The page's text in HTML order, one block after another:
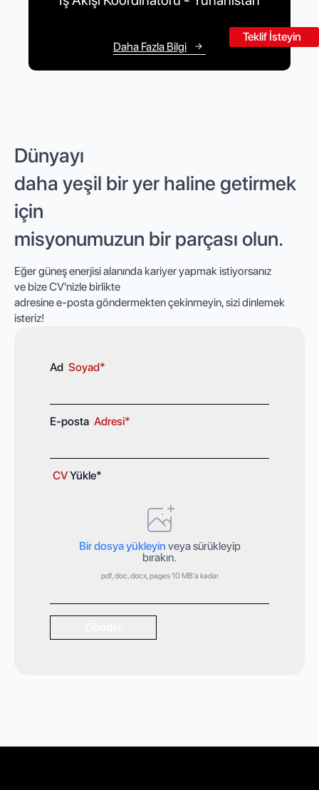
Teklif İsteyin
Daha Fazla Bilgi
Dünyayı
daha yeşil bir yer haline getirmek
için
misyonumuzun bir parçası olun.
Eğer güneş enerjisi alanında kariyer yapmak istiyorsanız
ve bize CV'nizle birlikte
adresine e-posta göndermekten çekinmeyin, sizi dinlemek
isteriz!
Ad Soyad*
E-posta Adresi*
CVYükle*
Bir dosya yükleyin veya sürükleyip
bırakın.
pdf, doc, docx, pages 10 MB'a kadar